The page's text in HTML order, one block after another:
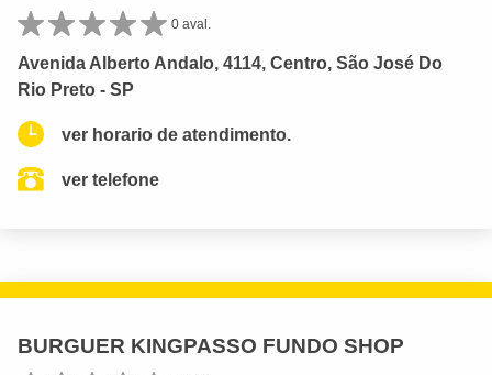
0 aval.
Avenida Alberto Andalo, 4114, Centro, São José Do
Rio Preto - SP
ver horario de atendimento.
ver telefone
BURGUER KINGPASSO FUNDO SHOP